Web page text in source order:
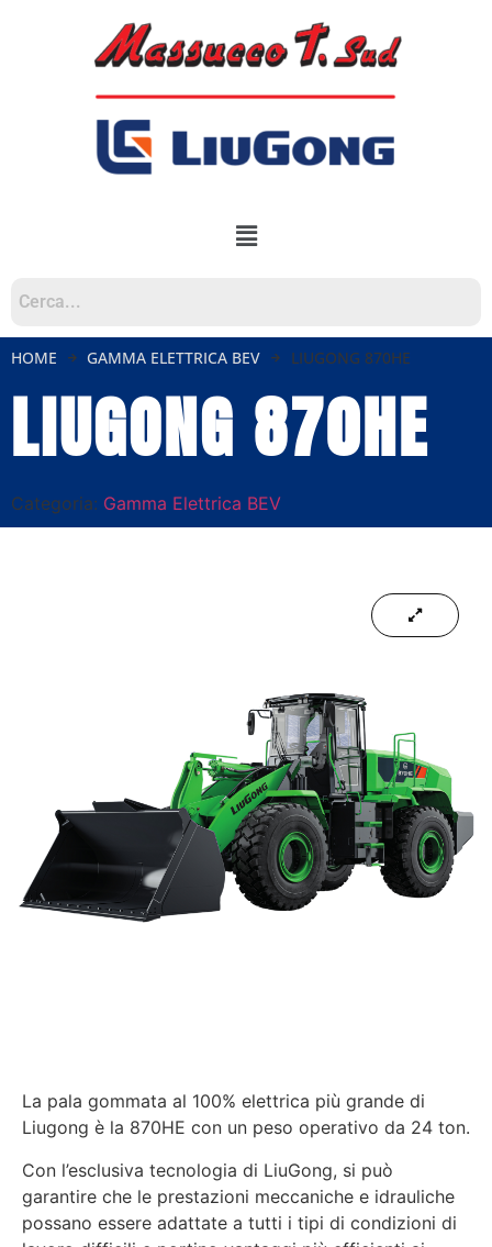
HOME GAMMA ELETTRICA BEV LIUGONG 870HE
LIUGONG 870HE
Categoria: Gamma Elettrica BEV
La pala gommata al 100% elettrica più grande di
Liugong è la 870HE con un peso operativo da 24 ton.
Con l’esclusiva tecnologia di LiuGong, si può
garantire che le prestazioni meccaniche e idrauliche
possano essere adattate a tutti i tipi di condizioni di